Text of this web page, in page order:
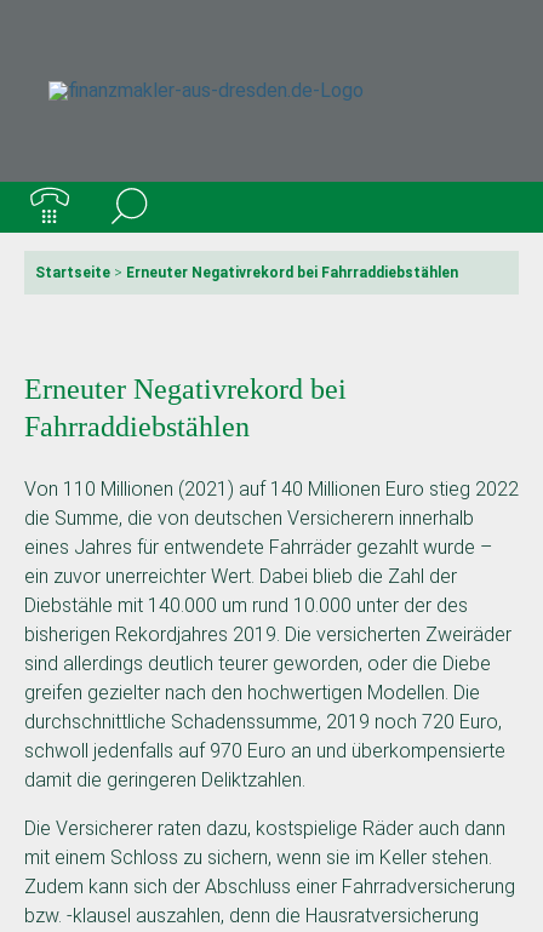
Startseite > Erneuter Negativrekord bei Fahrraddiebstählen
Erneuter Negativrekord bei
Fahrraddiebstählen
Von 110 Millionen (2021) auf 140 Millionen Euro stieg 2022
die Summe, die von deutschen Versicherern innerhalb
eines Jahres für entwendete Fahrräder gezahlt wurde –
ein zuvor unerreichter Wert. Dabei blieb die Zahl der
Diebstähle mit 140.000 um rund 10.000 unter der des
bisherigen Rekordjahres 2019. Die versicherten Zweiräder
sind allerdings deutlich teurer geworden, oder die Diebe
greifen gezielter nach den hochwertigen Modellen. Die
durchschnittliche Schadenssumme, 2019 noch 720 Euro,
schwoll jedenfalls auf 970 Euro an und überkompensierte
damit die geringeren Deliktzahlen.
Die Versicherer raten dazu, kostspielige Räder auch dann
mit einem Schloss zu sichern, wenn sie im Keller stehen.
Zudem kann sich der Abschluss einer Fahrradversicherung
bzw. -klausel auszahlen, denn die Hausratversicherung